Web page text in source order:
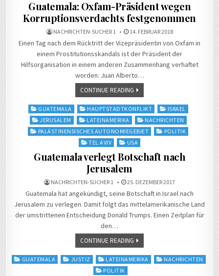
Guatemala: Oxfam-Präsident wegen
Korruptionsverdachts festgenommen
NACHRICHTEN-SUCHER 1 14. FEBRUAR 2018
Einen Tag nach dem Rücktritt der Vizepräsidentin von Oxfam in
einem Prostitutionsskandals ist der Präsident der
Hilfsorganisation in einem anderen Zusammenhang verhaftet
worden: Juan Alberto…
CONTINUE READING
Posted
in
GUATEMALA HAUPTSTADTKONFLIKT
ISRAEL
JERUSALEM
LATEINAMERIKA
NACHRICHTEN
PALÄSTINENSISCHES AUTONOMIEGEBIET
POLITIK
TEL AVIV
USA
Guatemala verlegt Botschaft nach
Jerusalem
NACHRICHTEN-SUCHER 1 25. DEZEMBER 2017
Guatemala hat angekündigt, seine Botschaft in Israel nach
Jerusalem zu verlegen. Damit folgt das mittelamerikanische Land
der umstrittenen Entscheidung Donald Trumps. Einen Zeitplan für
den…
CONTINUE READING
Posted
GUATEMALA JUSTIZ LATEINAMERIKA
NACHRICHTEN
POLITIK